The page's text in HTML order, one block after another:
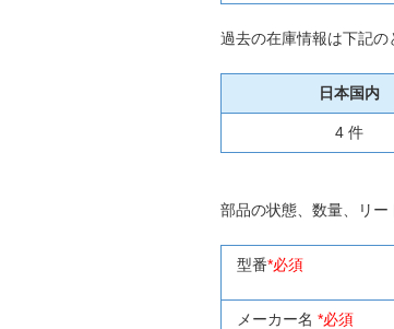
過去の在庫情報は下記の
日本国内
4 件
部品の状態、数量、リー
型番*必須
メーカー名 *必須